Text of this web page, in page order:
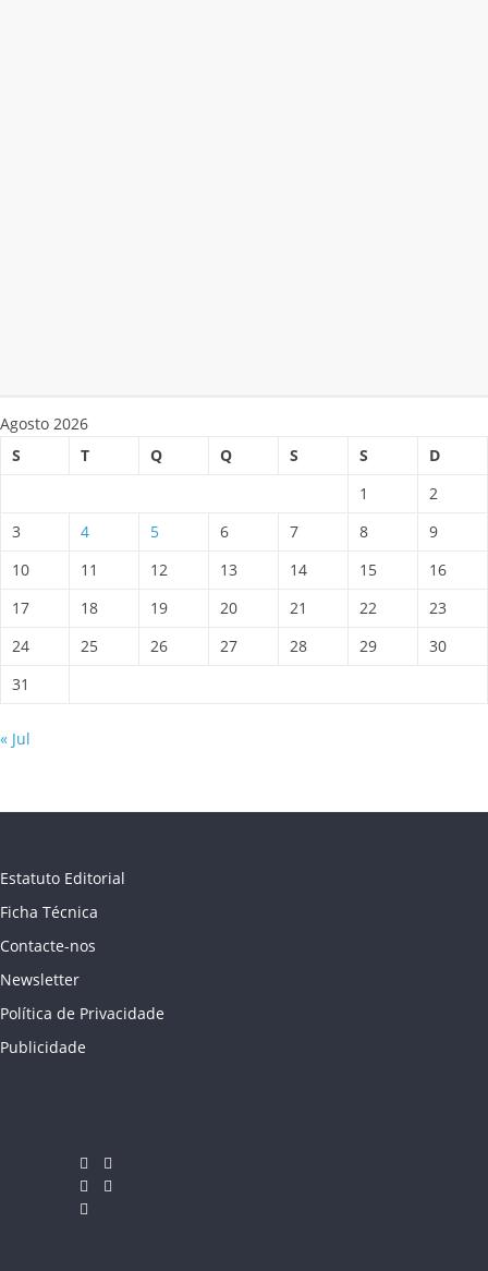
Agosto 2026
S
T Q Q S S
D
1
2
3
4 5 6 7 8
9
10
11 12 13 14 15
16
17
18 19 20 21 22
23
24
25 26 27 28 29
30
31
« Jul
Estatuto Editorial
Ficha Técnica
Contacte-nos
Newsletter
Política de Privacidade
Publicidade